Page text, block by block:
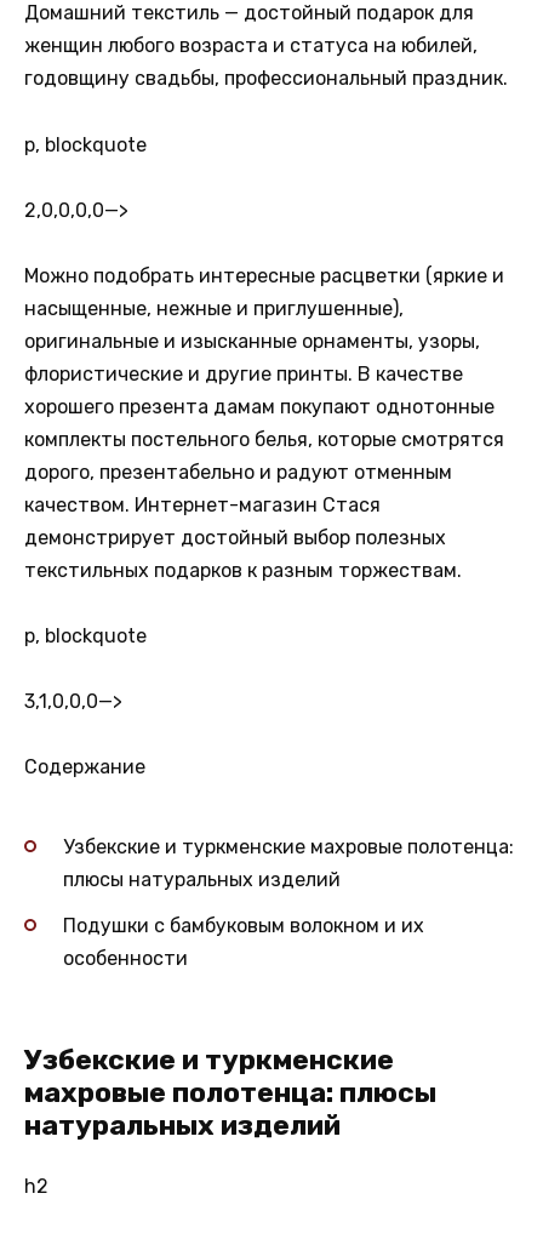
Домашний текстиль — достойный подарок для
женщин любого возраста и статуса на юбилей,
годовщину свадьбы, профессиональный праздник.
p, blockquote
2,0,0,0,0—>
Можно подобрать интересные расцветки (яркие и
насыщенные, нежные и приглушенные),
оригинальные и изысканные орнаменты, узоры,
флористические и другие принты. В качестве
хорошего презента дамам покупают однотонные
комплекты постельного белья, которые смотрятся
дорого, презентабельно и радуют отменным
качеством. Интернет-магазин Стася
демонстрирует достойный выбор полезных
текстильных подарков к разным торжествам.
p, blockquote
3,1,0,0,0—>
Содержание
Узбекские и туркменские махровые полотенца:
плюсы натуральных изделий
Подушки с бамбуковым волокном и их
особенности
Узбекские и туркменские
махровые полотенца: плюсы
натуральных изделий
h2